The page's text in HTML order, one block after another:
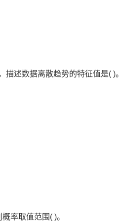
描述数据离散趋势的特征值是( )。
率取值范围( )。